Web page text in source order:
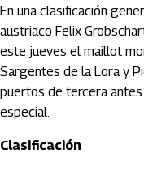
En una clasificación
austriaco Felix
este jueves el maillot
Sargentes de la Lora y
puertos de tercera
especial.
Clasificación